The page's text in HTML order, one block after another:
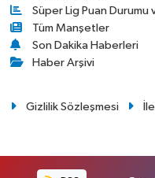
Süper Lig Puan Durumu
Tüm Manşetler
Son Dakika Haberleri
Haber Arşivi
Gizlilik Sözleşmesi